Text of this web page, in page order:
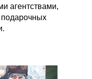
агентствами,
подарочных